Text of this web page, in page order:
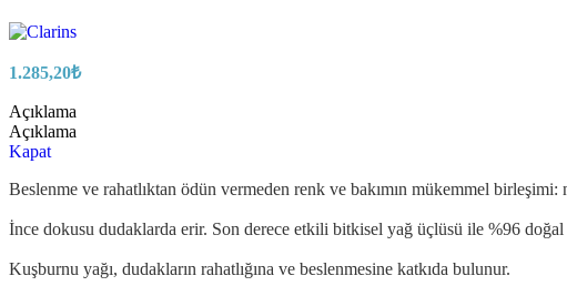
1.285,20₺
Açıklama
Açıklama
Kapat
Beslenme ve rahatlıktan ödün vermeden renk ve bakımın mükemmel
İnce dokusu dudaklarda erir. Son derece etkili bitkisel yağ üçlüsü ile %96
Kuşburnu yağı, dudakların rahatlığına ve beslenmesine katkıda bulunur.